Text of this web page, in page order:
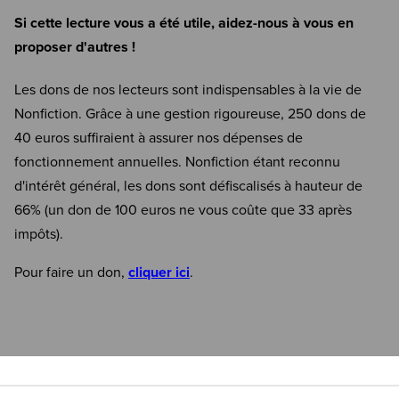
Si cette lecture vous a été utile, aidez-nous à vous en
proposer d'autres !
Les dons de nos lecteurs sont indispensables à la vie de
Nonfiction. Grâce à une gestion rigoureuse, 250 dons de
40 euros suffiraient à assurer nos dépenses de
fonctionnement annuelles. Nonfiction étant reconnu
d'intérêt général, les dons sont défiscalisés à hauteur de
66% (un don de 100 euros ne vous coûte que 33 après
impôts).
Pour faire un don, cliquer ici.